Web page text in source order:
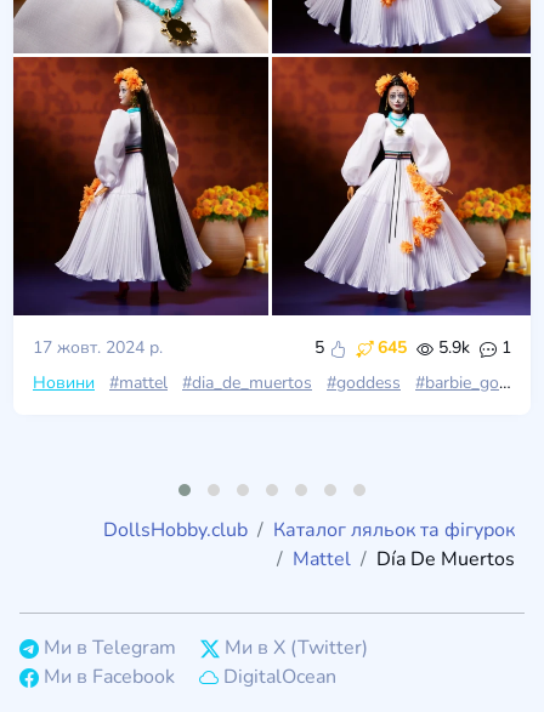
17 жовт. 2024 р. 5 645 5.9k
1
Новини
#mattel #dia_de_muertos #goddess #barbie_gold_label
DollsHobby.club
Каталог ляльок та фігурок
Mattel
Día De Muertos
Ми в Telegram
Ми в X (Twitter)
Ми в Facebook
DigitalOcean